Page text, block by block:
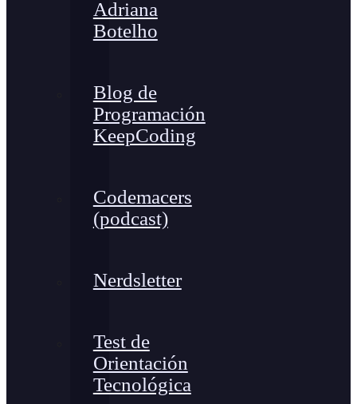
Adriana
Botelho
Blog de
Programación
KeepCoding
Codemacers
(podcast)
Nerdsletter
Test de
Orientación
Tecnológica